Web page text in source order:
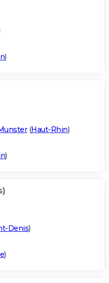
)
(Haut-Rhin)
)
Denis)
)